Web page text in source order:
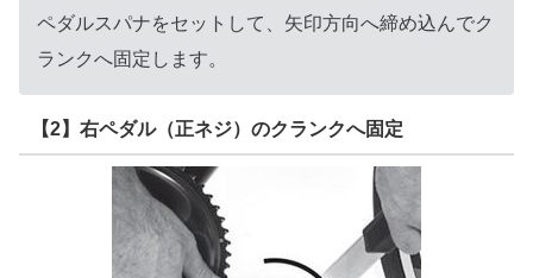
ペダルスパナをセットして、矢印方向へ締め込んでク
ランクへ固定します。
【2】右ペダル（正ネジ）のクランクへ固定